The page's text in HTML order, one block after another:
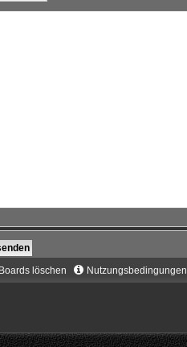
Nutzungsbedingungen
löschen